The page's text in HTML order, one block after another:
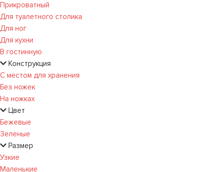
Прикроватный
Для туалетного столика
Для ног
Для кухни
В гостинную
Конструкция
С местом для хранения
Без ножек
На ножках
Цвет
Бежевые
Зеленые
Размер
Узкие
Маленькие